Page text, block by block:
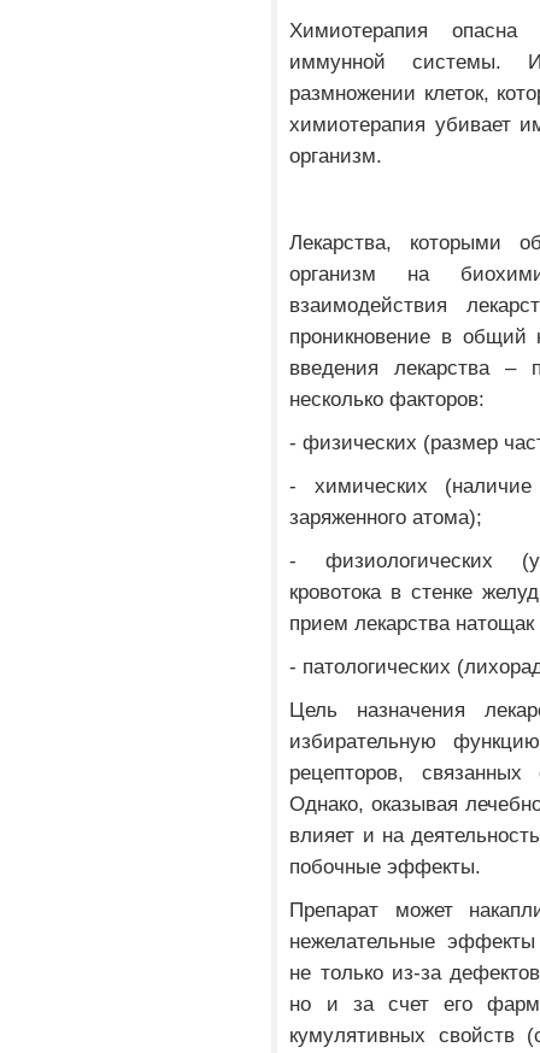
Химиотерапия
иммунной системы.
размножении клеток,
химиотерапия убивает
организм.
Лекарства, которыми
организм на
взаимодействия
проникновение в общий
введения лекарства –
несколько факторов:
- физических (размер
- химических
заряженного атома);
- физиологических
кровотока в стенке
прием лекарства
- патологических
Цель назначения
избирательную
рецепторов,
Однако, оказывая
влияет и на
побочные эффекты.
Препарат может
нежелательные
не только из-за
но и за счет его
кумулятивных свойств